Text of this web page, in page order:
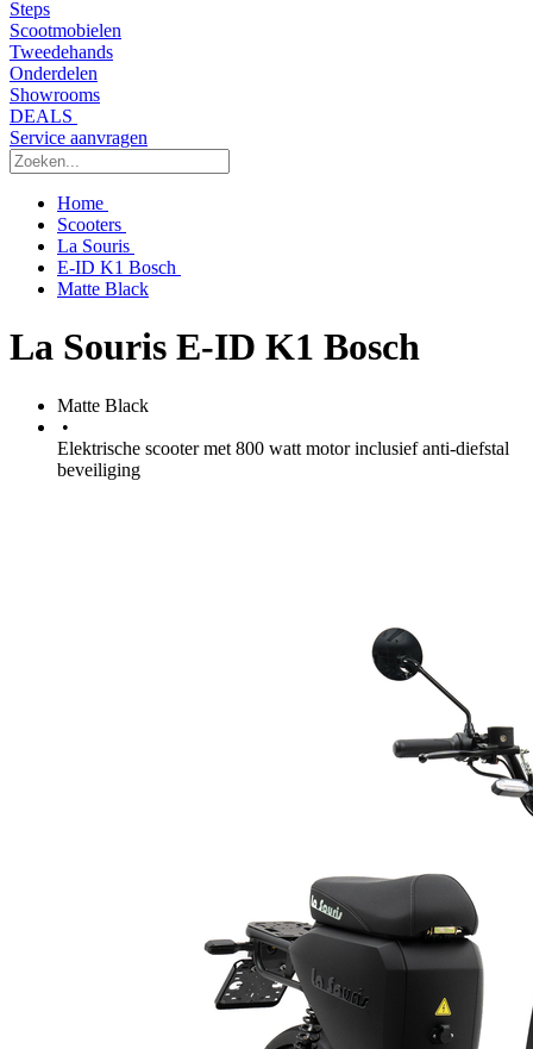
Steps
Scootmobielen
Tweedehands
Onderdelen
Showrooms
DEALS
Service aanvragen
Home
Scooters
La Souris
E-ID K1 Bosch
Matte Black
La Souris E-ID K1 Bosch
Matte Black
•
Elektrische scooter met 800 watt motor inclusief anti-diefstal
beveiliging